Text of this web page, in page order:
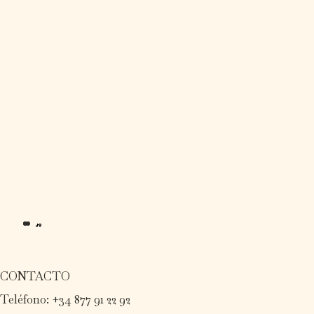
CONTACTO
Teléfono: +34 877 91 22 92